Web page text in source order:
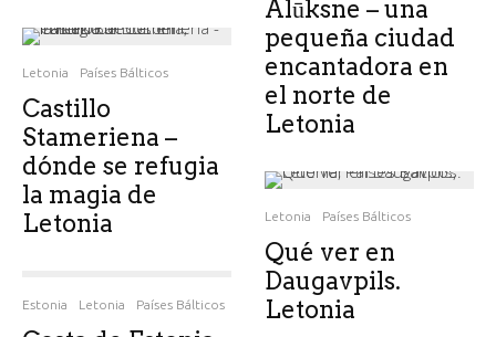
Letonia Países Bálticos
Castillo
Stameriena –
dónde se refugia
la magia de
Letonia
Estonia Letonia Países Bálticos
Alūksne – una
pequeña ciudad
encantadora en
el norte de
Letonia
Letonia Países Bálticos
Qué ver en
Daugavpils.
Letonia